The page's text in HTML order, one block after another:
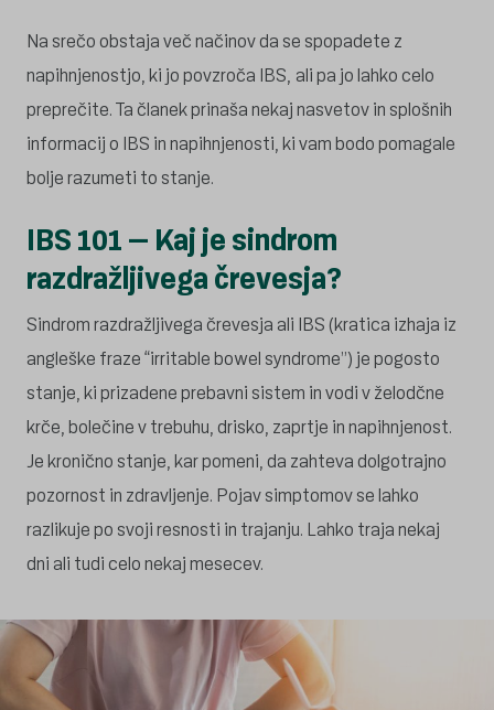
Na srečo obstaja več načinov da se spopadete z
napihnjenostjo, ki jo povzroča IBS, ali pa jo lahko celo
preprečite. Ta članek prinaša nekaj nasvetov in splošnih
informacij o IBS in napihnjenosti, ki vam bodo pomagale
bolje razumeti to stanje.
IBS 101 – Kaj je sindrom
razdražljivega črevesja?
Sindrom razdražljivega črevesja ali IBS (kratica izhaja iz
angleške fraze “irritable bowel syndrome”) je pogosto
stanje, ki prizadene prebavni sistem in vodi v želodčne
krče, bolečine v trebuhu, drisko, zaprtje in napihnjenost.
Je kronično stanje, kar pomeni, da zahteva dolgotrajno
pozornost in zdravljenje. Pojav simptomov se lahko
razlikuje po svoji resnosti in trajanju. Lahko traja nekaj
dni ali tudi celo nekaj mesecev.